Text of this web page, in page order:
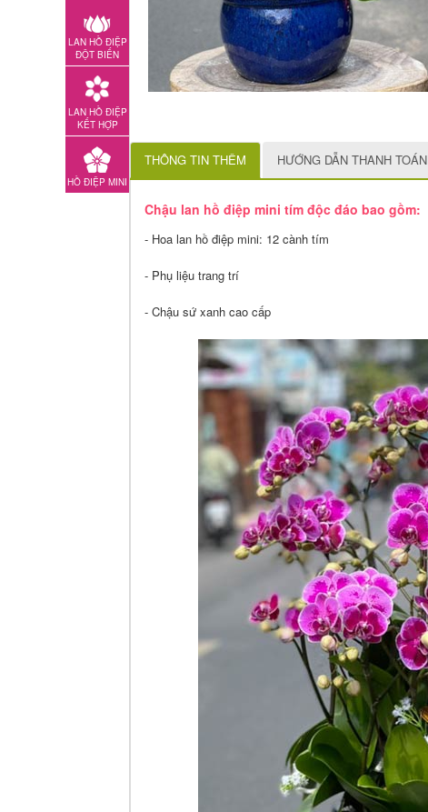
LAN HỒ ĐIỆP
ĐỘT BIẾN
LAN HỒ ĐIỆP
KẾT HỢP
HỒ ĐIỆP MINI
THÔNG TIN THÊM HƯỚNG DẪN THANH TOÁN
Chậu lan hồ điệp mini tím độc đáo bao gồm:
- Hoa lan hồ điệp mini: 12 cành tím
- Phụ liệu trang trí
- Chậu sứ xanh cao cấp